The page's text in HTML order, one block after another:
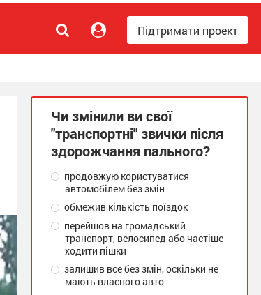
Підтримати проект
Чи змінили ви свої
"транспортні" звички після
здорожчання пального?
продовжую користуватися
автомобілем без змін
обмежив кількість поїздок
перейшов на громадський
транспорт, велосипед або частіше
ходити пішки
залишив все без змін, оскільки не
мають власного авто